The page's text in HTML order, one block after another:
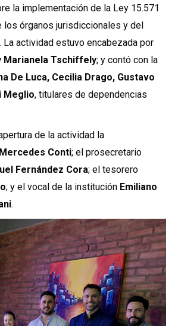
la implementación de la Ley 15.571
los órganos jurisdiccionales y del
actividad estuvo encabezada por
Marianela Tschiffely; y contó con la
De Luca, Cecilia Drago, Gustavo
Meglio, titulares de dependencias
de la actividad la
Mercedes Conti; el prosecretario
Fernández Cora; el tesorero
; y el vocal de la institución Emiliano
.